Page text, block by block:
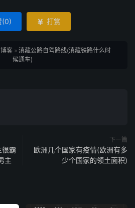
(0)  打赏
客» 滇藏公路自驾路线(滇藏铁路什么时
候通车)
很霸
主
下一篇
欧洲几个国家有疫情(欧洲有多
少个国家的领土面积)